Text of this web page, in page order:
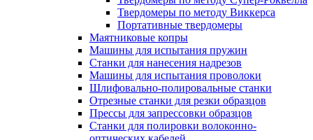
Твердомеры по методу Виккерса
Портативные твердомеры
Маятниковые копры
Машины для испытания пружин
Станки для нанесения надрезов
Машины для испытания проволоки
Шлифовально-полировальные станки
Отрезные станки для резки образцов
Прессы для запрессовки образцов
Станки для полировки волоконно-